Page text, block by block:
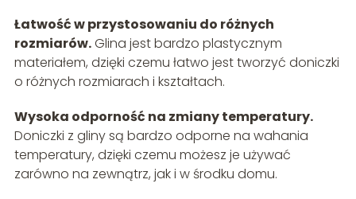
Łatwość w przystosowaniu do różnych
rozmiarów.Glina jest bardzo plastycznym
materiałem, dzięki czemu łatwo jest tworzyć doniczki
o różnych rozmiarach i kształtach.
Wysoka odporność na zmiany temperatury.
Doniczki z gliny są bardzo odporne na wahania
temperatury, dzięki czemu możesz je używać
zarówno na zewnątrz, jak i w środku domu.